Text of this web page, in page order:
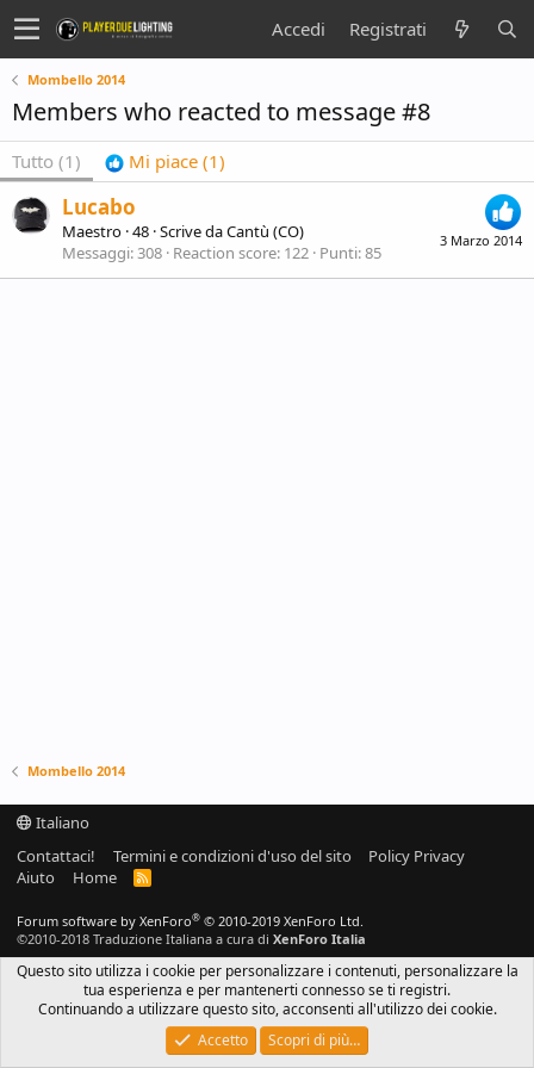
Accedi Registrati
Mombello 2014
Members who reacted to message #8
Tutto (1) Mi piace (1)
3 Marzo 2014
Lucabo
Maestro ·48 ·Scrive daCantù (CO)
Messaggi 308 Reaction score 122 Punti 85
Mombello 2014
Italiano
Contattaci!
Termini e condizioni d'uso del sito
Policy Privacy
Aiuto
Home
R
Forum software by XenForo® © 2010-2019 XenForo Ltd.
©2010-2018 Traduzione Italiana a cura di XenForo Italia
Questo sito utilizza i cookie per personalizzare i contenuti, personalizzare la
tua esperienza e per mantenerti connesso se ti registri.
Continuando a utilizzare questo sito, acconsenti all'utilizzo dei cookie.
Accetto
Scopri di più…